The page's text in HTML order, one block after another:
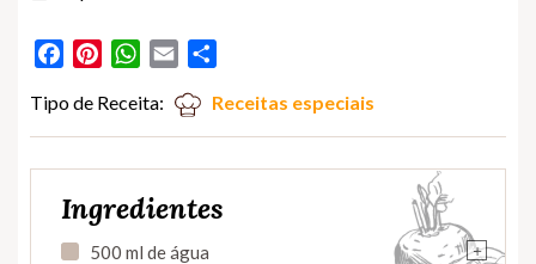
FacebookPinterestWhatsApp
Email
Tipo de Receita: Receitas especiais
Ingredientes
+
500 ml de água